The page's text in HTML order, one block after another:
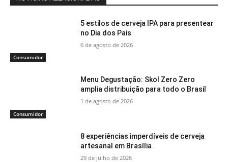
Consumidor
5 estilos de cerveja IPA para presentear
no Dia dos Pais
6 de agosto de 2026
Consumidor
Menu Degustação: Skol Zero Zero
amplia distribuição para todo o Brasil
1 de agosto de 2026
8 experiências imperdíveis de cerveja
artesanal em Brasília
29 de julho de 2026